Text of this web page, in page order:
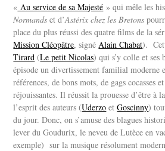
« Au service de sa Majesté » qui mêle les
Normands et d’Astérix chez les Bretons
place du plus réussi des quatre films de la
Mission Cléopâtre, signéAlain Chabat).
Tirard (Le petit Nicolas) qui s’y colle et ses
épisode un divertissement familial moderne
références, de bons mots, de gags cocasses
réjouissantes. Ilréussit la prouesse d’être à
l’esprit des auteurs (Uderzo etGoscinny)
du jour. Donc, on s’amuse des blagues
lever du Goudurix, le neveu de Lutèce en
exemple) sur la musique résolument